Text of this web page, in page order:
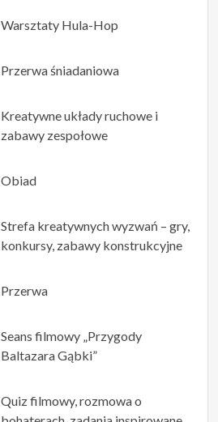
Warsztaty Hula-Hop
Przerwa śniadaniowa
Kreatywne układy ruchowe i
zabawy zespołowe
Obiad
Strefa kreatywnych wyzwań – gry,
konkursy, zabawy konstrukcyjne
Przerwa
Seans filmowy „Przygody
Baltazara Gąbki”
Quiz filmowy, rozmowa o